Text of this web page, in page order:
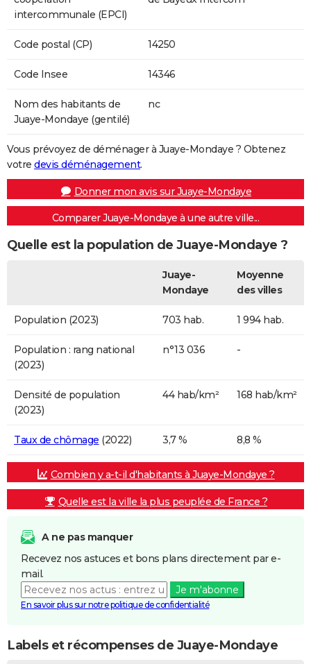
intercommunale (EPCI)
Code postal (CP) 14250
Code Insee 14346
Nom des habitants de
Juaye-Mondaye (gentilé)
nc
Vous prévoyez de déménager à Juaye-Mondaye ? Obtenez
votre devis déménagement.
Donner mon avis sur Juaye-Mondaye
Comparer Juaye-Mondaye à une autre ville...
Quelle est la population de Juaye-Mondaye ?
Juaye-
Mondaye
Moyenne
des villes
Population (2023) 703 hab. 1 994 hab.
Population : rang national
(2023)
n°13 036 -
Densité de population
(2023)
44 hab/km² 168 hab/km²
Taux de chômage (2022) 3,7 % 8,8 %
Combien y a-t-il d'habitants à Juaye-Mondaye ?
Quelle est la ville la plus peuplée de France ?
A ne pas manquer
Recevez nos astuces et bons plans directement par e-
mail.
Je m'abonne
En savoir plus sur notre politique de confidentialité
Labels et récompenses de Juaye-Mondaye